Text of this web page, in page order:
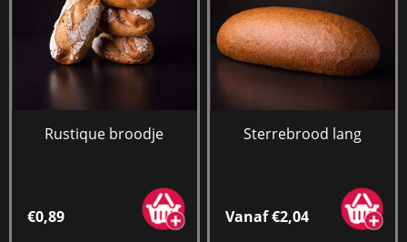
Rustique broodje
€0,89
Sterrebrood lang
Vanaf €2,04